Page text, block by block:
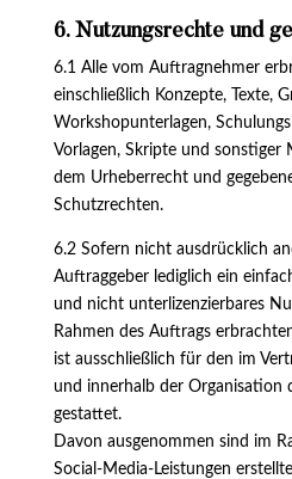
6. Nutzungsrechte und
6.1 Alle vom Auftragnehmer
einschließlich Konzepte, Texte,
Workshopunterlagen,
Vorlagen, Skripte und sonstiger
dem Urheberrecht und
Schutzrechten.
6.2 Sofern nicht ausdrücklich
Auftraggeber lediglich ein
und nicht unterlizenzierbares
Rahmen des Auftrags
ist ausschließlich für den im
und innerhalb der Organisation
gestattet.
Davon ausgenommen sind im
Social-Media-Leistungen